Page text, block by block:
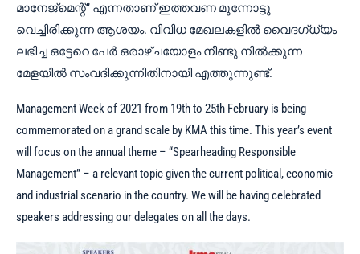
മാനേജ്‍മെന്റ്” എന്നതാണ് ഇത്തവണ മുന്നോട്ടു
വെച്ചിരിക്കുന്ന ആശയം. വിവിധ മേഖലകളിൽ വൈദഗ്ധ്യം
ലഭിച്ച ഒട്ടേറെ പേർ ഒരാഴ്ചയോളം നീണ്ടു നിൽക്കുന്ന
മേളയിൽ സംവദിക്കുന്നിതിനായി എത്തുന്നുണ്ട്.
Management Week of 2021 from 19th to 25th February is being
commemorated on a grand scale by KMA this time. This year’s event
will focus on the annual theme – “Spearheading Responsible
Management” – a relevant topic given the current political, economic
and industrial scenario in the country. We will be having celebrated
speakers addressing our delegates on all the days.